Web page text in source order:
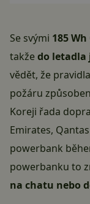
Se svými 185 Wh
takžedo letadla
vědět, že
požáru
Koreji řada
Emirates,
powerbank
powerbanku to
na chatu nebo